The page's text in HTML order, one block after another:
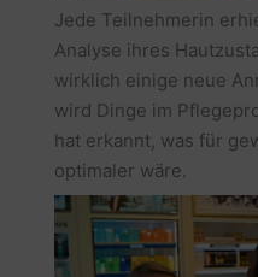
Jede Teilnehmerin
Analyse ihres
wirklich einige neue
wird Dinge im
hat erkannt, was für
optimaler wäre.